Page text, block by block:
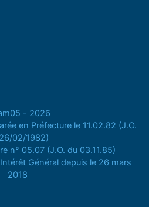
- 2026
en Préfecture le 11.02.82 (J.O.
02/1982)
n° 05.07 (J.O. du 03.11.85)
Général depuis le 26 mars
2018